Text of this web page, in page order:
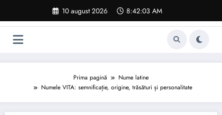
conținut
10 august 2026 8:42:04 AM
Prima pagină
Nume latine
Numele VITA: semnificație, origine, trăsături și personalitate